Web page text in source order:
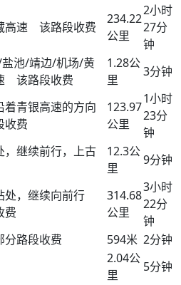
高速 该路段收费
234.22
公里
2小时
27分
钟
池/靖边/机场/黄
该路段收费
1.28公
里
3分钟
着青银高速的方向
收费
123.97
公里
1小时
23分
钟
，继续前行，上古
12.3公
里
9分钟
处，继续向前行
费
314.68
公里
3小时
22分
钟
路段收费
594米 2分钟
2.04公
里
5分钟